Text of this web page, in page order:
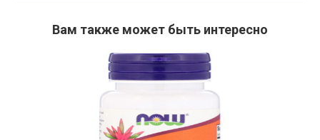
Вам также может быть интересно